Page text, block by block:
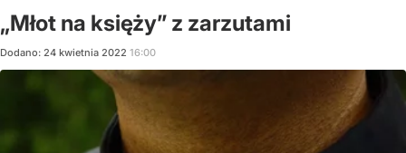
„Młot na księży” z zarzutami
Dodano: 24 kwietnia 2022 16:00